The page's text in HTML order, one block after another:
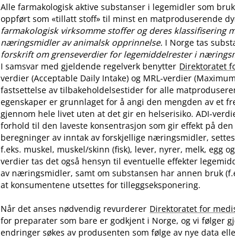
Alle farmakologisk aktive substanser i legemidler som
oppført som «tillatt stoff» til minst en matproduserende
farmakologisk virksomme stoffer og deres klassifisering
næringsmidler av animalsk opprinnelse. I Norge tas
forskrift om grenseverdier for legemiddelrester i
I samsvar med gjeldende regelverk benytter Direktoratet
verdier (Acceptable Daily Intake) og MRL-verdier
fastsettelse av tilbakeholdelsestider for alle
egenskaper er grunnlaget for å angi den mengden av et
gjennom hele livet uten at det gir en helserisiko. ADI-
forhold til den laveste konsentrasjon som gir effekt på
beregninger av inntak av forskjellige næringsmidler,
f.eks. muskel, muskel​/​skinn (fisk), lever, nyrer, melk, egg
verdier tas det også hensyn til eventuelle effekter
av næringsmidler, samt om substansen har annen bruk
at konsumentene utsettes for tilleggseksponering.
Når det anses nødvendig revurderer Direktoratet for
for preparater som bare er godkjent i Norge, og vi følger
endringer søkes av produsenten som følge av nye data